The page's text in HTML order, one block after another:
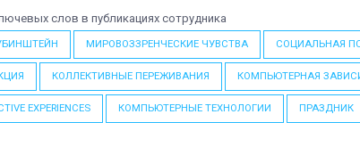
слов в публикациях сотрудника
МИРОВОЗЗРЕНЧЕСКИЕ ЧУВСТВА СОЦИАЛЬНАЯ
КОЛЛЕКТИВНЫЕ ПЕРЕЖИВАНИЯ КОМПЬЮТЕРНАЯ
EXPERIENCES КОМПЬЮТЕРНЫЕ ТЕХНОЛОГИИ ПРАЗДНИК